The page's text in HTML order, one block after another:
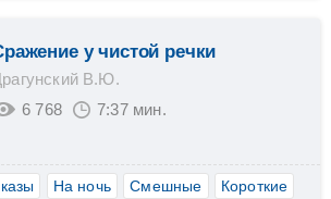
у чистой речки
В.Ю.
6 768
7:37 мин.
На ночь Смешные
Короткие